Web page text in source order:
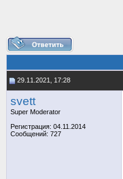
29.11.2021, 17:28
svett
Super Moderator
Регистрация: 04.11.2014
Сообщений: 727